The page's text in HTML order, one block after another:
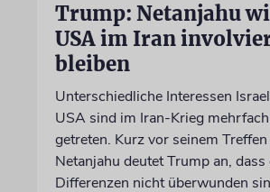
Trump: Netanjahu
USA im Iran
bleiben
Unterschiedliche Interessen
USA sind im Iran-Krieg
getreten. Kurz vor seinem
Netanjahu deutet Trump an, dass
Differenzen nicht überwunden